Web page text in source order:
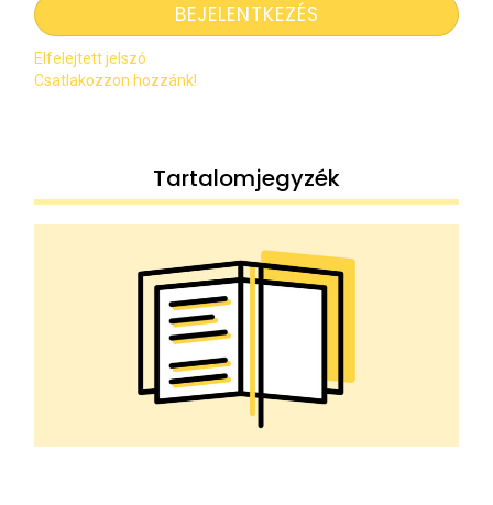
Elfelejtett jelszó
Csatlakozzon hozzánk!
Tartalomjegyzék